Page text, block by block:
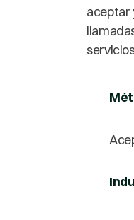
aceptar